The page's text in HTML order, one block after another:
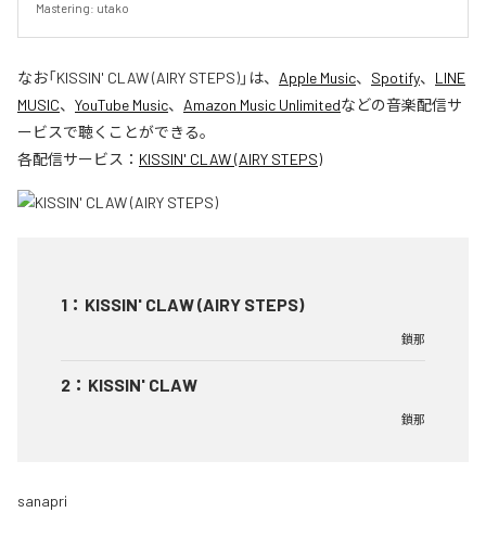
Mastering: utako
なお「KISSIN' CLAW (AIRY STEPS)」は、 Apple Music、 Spotify、 LINE
MUSIC、 YouTube Music、 Amazon Music Unlimitedなどの音楽配信サ
ービスで聴くことができる。
各配信サービス： KISSIN' CLAW (AIRY STEPS)
1 ： KISSIN' CLAW (AIRY STEPS)
鎖那
2 ： KISSIN' CLAW
鎖那
sanapri